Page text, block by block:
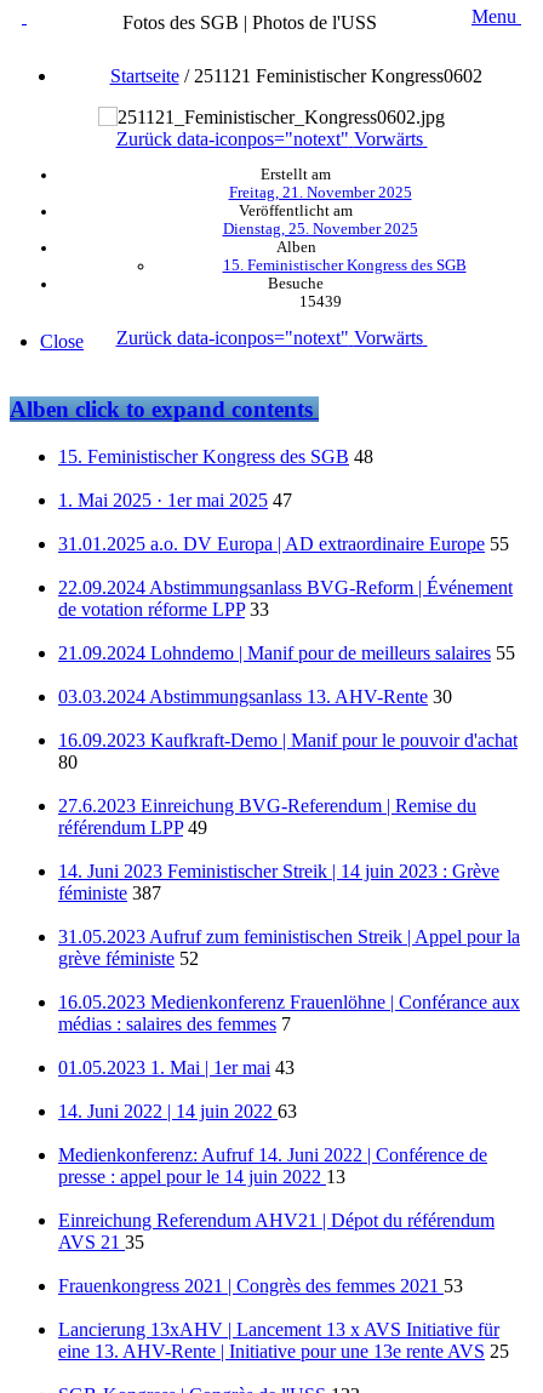
Fotos des SGB | Photos de l'USS Menu
Startseite/ 251121 Feministischer Kongress0602
Zurück data-iconpos="notext" Vorwärts
Erstellt am
Freitag, 21. November 2025
Veröffentlicht am
Dienstag, 25. November 2025
Alben
15. Feministischer Kongress des SGB
Besuche
15439
Zurück data-iconpos="notext" Vorwärts
Close
Albenclick to expand contents
15. Feministischer Kongress des SGB 48
1. Mai 2025 · 1er mai 2025 47
31.01.2025 a.o. DV Europa | AD extraordinaire Europe 55
22.09.2024 Abstimmungsanlass BVG-Reform | Événement
de votation réforme LPP 33
21.09.2024 Lohndemo | Manif pour de meilleurs salaires 55
03.03.2024 Abstimmungsanlass 13. AHV-Rente 30
16.09.2023 Kaufkraft-Demo | Manif pour le pouvoir d'achat
80
27.6.2023 Einreichung BVG-Referendum | Remise du
référendum LPP 49
14. Juni 2023 Feministischer Streik | 14 juin 2023 : Grève
féministe 387
31.05.2023 Aufruf zum feministischen Streik | Appel pour la
grève féministe 52
16.05.2023 Medienkonferenz Frauenlöhne | Conférance aux
médias : salaires des femmes 7
01.05.2023 1. Mai | 1er mai 43
14. Juni 2022 | 14 juin 2022 63
Medienkonferenz: Aufruf 14. Juni 2022 | Conférence de
presse : appel pour le 14 juin 2022 13
Einreichung Referendum AHV21 | Dépot du référendum
AVS 21 35
Frauenkongress 2021 | Congrès des femmes 2021 53
Lancierung 13xAHV | Lancement 13 x AVS Initiative für
eine 13. AHV-Rente | Initiative pour une 13e rente AVS 25